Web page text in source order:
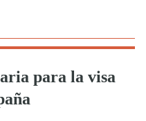
para la visa